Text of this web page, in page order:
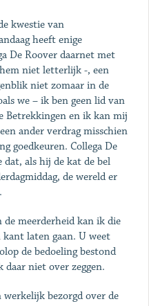
kwestie van
heeft enige
De Roover daarnet met
niet letterlijk -, een
niet zomaar in de
we – ik ben geen lid van
Betrekkingen en ik kan mij
ander verdrag misschien
goedkeuren. Collega De
dat, als hij de kat de bel
de wereld er
meerderheid kan ik die
laten gaan. U weet
de bedoeling bestond
niet over zeggen.
bezorgd over de